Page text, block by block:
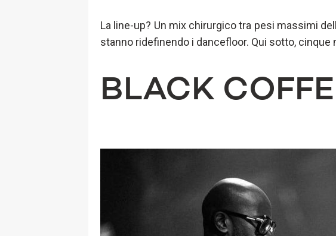
La line-up? Un mix chirurgico tra pesi massimi
stanno ridefinendo i dancefloor. Qui sotto, cinque
BLACK